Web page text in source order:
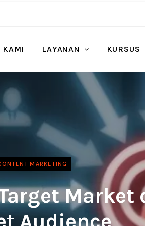
KAMI LAYANAN KURSUS
MARKETING
Market